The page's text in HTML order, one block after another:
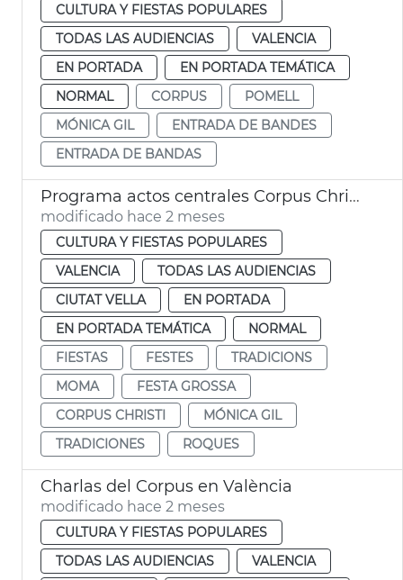
CULTURA Y FIESTAS POPULARES
TODAS LAS AUDIENCIAS
VALENCIA
EN PORTADA
EN PORTADA TEMÁTICA
NORMAL
CORPUS
POMELL
MÓNICA GIL
ENTRADA DE BANDES
ENTRADA DE BANDAS
Programa actos centrales Corpus Christi València
modificado hace 2 meses
CULTURA Y FIESTAS POPULARES
VALENCIA
TODAS LAS AUDIENCIAS
CIUTAT VELLA
EN PORTADA
EN PORTADA TEMÁTICA
NORMAL
FIESTAS
FESTES
TRADICIONS
MOMA
FESTA GROSSA
CORPUS CHRISTI
MÓNICA GIL
TRADICIONES
ROQUES
Charlas del Corpus en València
modificado hace 2 meses
CULTURA Y FIESTAS POPULARES
TODAS LAS AUDIENCIAS
VALENCIA